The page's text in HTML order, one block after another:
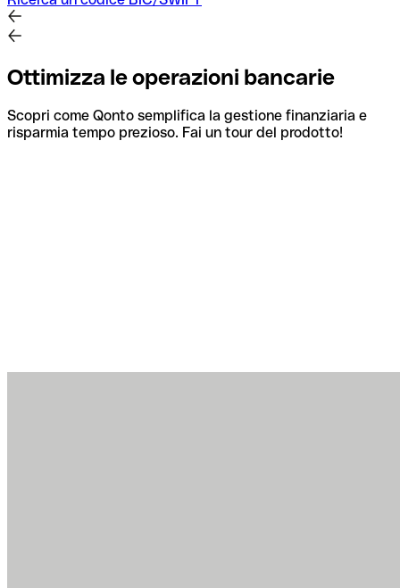
Ottimizza le operazioni bancarie
Scopri come Qonto semplifica la gestione finanziaria e
risparmia tempo prezioso. Fai un tour del prodotto!